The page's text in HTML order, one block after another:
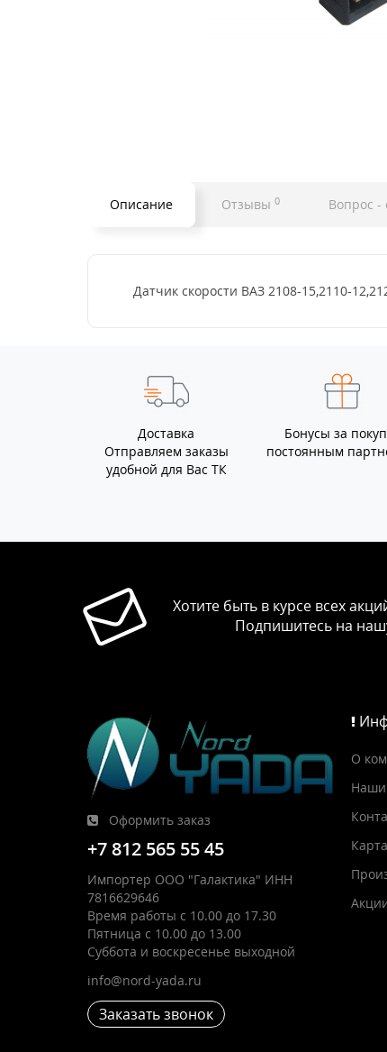
Описание Отзывы 0 Вопрос -
Датчик скорости ВАЗ 2108-15,2110-
Доставка
Отправляем заказы
удобной для Вас ТК
Бонусы за
постоянным
Хотите быть в курсе всех
Подпишитесь на
Оформить заказ
+7 812 565 55 45
Импортер ООО "Галактика" ИНН
7816629646
Время работы с 10.00 до 17.30
Пятница с 10.00 до 13.00
Суббота и воскресенье выходной
info@nord-yada.ru
Заказать звонок
О